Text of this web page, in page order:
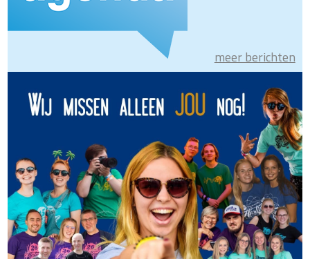
meer berichten